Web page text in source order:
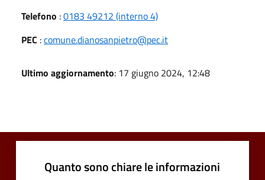
Telefono :0183 49212 (interno 4)
PEC :comune.dianosanpietro@pec.it
Ultimo aggiornamento: 17 giugno 2024, 12:48
Quanto sono chiare le informazioni